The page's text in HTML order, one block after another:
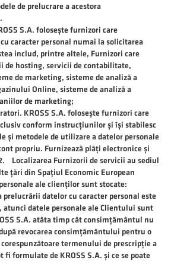
de prelucrare a acestora
S.A. folosește furnizori care
caracter personal numai la solicitarea
includ, printre altele, Furnizori care
de hosting, servicii de contabilitate,
de marketing, sisteme de analiză a
Online, sisteme de analiză a
de marketing;
KROSS S.A. folosește furnizori care
conform instrucțiunilor și își stabilesc
și metodele de utilizare a datelor personale
propriu. Furnizează plăți electronice și
Localizarea Furnizorii de servicii au sediul
țări din Spațiul Economic European
ale clienților sunt stocate:
datelor cu caracter personal este
datele personale ale Clientului sunt
S.A. atâta timp cât consimțământul nu
revocarea consimțământului pentru o
termenului de prescripție a
fi formulate de KROSS S.A. și ce se poate